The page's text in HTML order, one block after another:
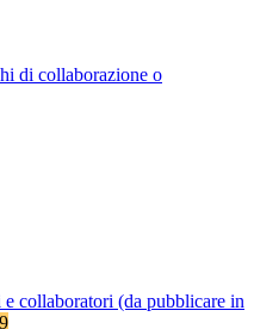
di collaborazione o
e collaboratori (da pubblicare in